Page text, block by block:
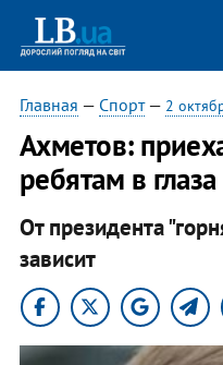
Главная — Спорт— 2
Ахметов:
ребятам в глаза
От президента
зависит